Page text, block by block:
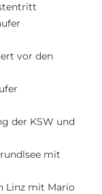
vor den
der KSW und
mit
Linz mit Mario